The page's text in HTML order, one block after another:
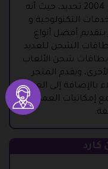
المملكة العربية السعودية في عام 2004 تحديد، حيث أنه
التكنولوجية و
بتقديم أفضل أنواع
الشحن للعديد
بطاقات شحن الألعاب
ويقدم المتجر
بالإضافة إلى العديد
إمكانيات العملاء